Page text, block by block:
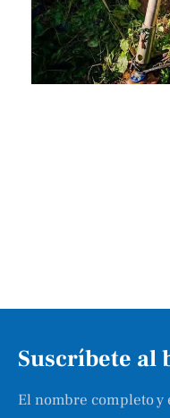
Suscríbete al
El nombre completo